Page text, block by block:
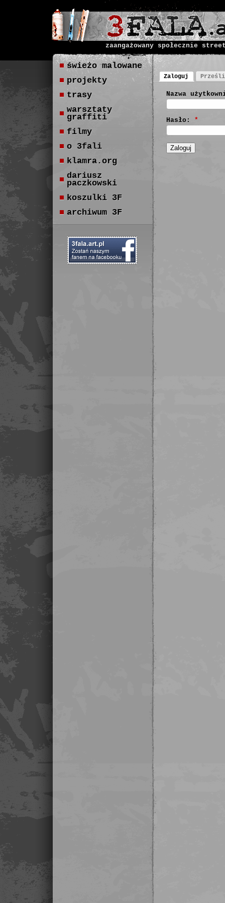
zaangażowany społecznie
Zaloguj
Nazwa
Hasło: *
świeżo malowane
projekty
trasy
warsztaty
graffiti
filmy
o 3fali
klamra.org
dariusz
paczkowski
koszulki 3F
archiwum 3F